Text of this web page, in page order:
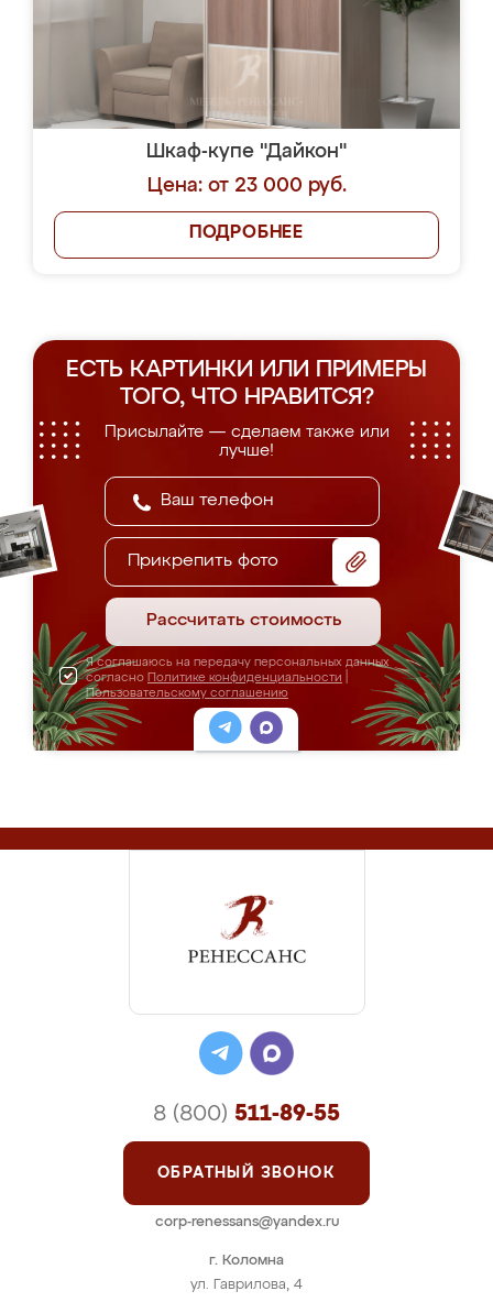
Шкаф-купе "Дайкон"
Цена: от 23 000 руб.
ПОДРОБНЕЕ
ЕСТЬ КАРТИНКИ ИЛИ ПРИМЕРЫ
ТОГО, ЧТО НРАВИТСЯ?
Присылайте — сделаем также или
лучше!
Прикрепить фото
Рассчитать стоимость
Я соглашаюсь на передачу персональных данных
согласно Политике конфиденциальности
Пользовательскому соглашению
г. Коломна
ул. Гаврилова, 4
8 (800) 511-89-55
ОБРАТНЫЙ ЗВОНОК
corp-renessans@yandex.ru